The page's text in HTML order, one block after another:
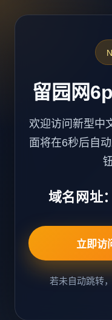
留园网
欢迎访问新型中
面将在6秒后自
域名网址：
立即访
若未自动跳转